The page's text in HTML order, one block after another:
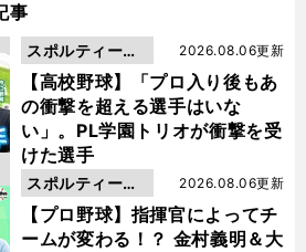
事
【高校野球】「プロ入り後もあ
の衝撃を超える選手はいな
い」。PL学園トリオが衝撃を受
けた選手
2026.08.06更新
スポルティーバ
動画
【プロ野球】指揮官によってチ
ームが変わる！？ 金村義明＆大
2026.08.06更新
スポルティーバ
動画